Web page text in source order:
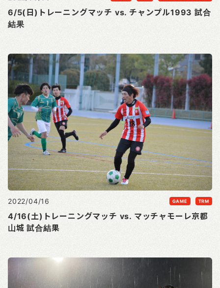
6/5(日)トレーニングマッチ vs. チャンプル1993 試合
結果
2022/04/16 GAME TRM
4/16(土)トレーニングマッチ vs. マッチャモーレ京都
山城 試合結果